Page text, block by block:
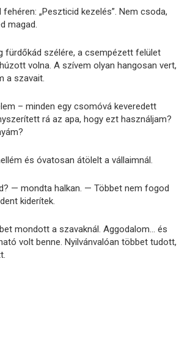
„Peszticid kezelés”. Nem csoda,
magad.
fürdőkád szélére, a csempézett felület
volna. A szívem olyan hangosan vert,
a szavait.
– minden egy csomóvá keveredett
rá az apa, hogy ezt használjam?
és óvatosan átölelt a vállaimnál.
— mondta halkan. — Többet nem fogod
kiderítek.
mondott a szavaknál. Aggodalom… és
volt benne. Nyilvánvalóan többet tudott,